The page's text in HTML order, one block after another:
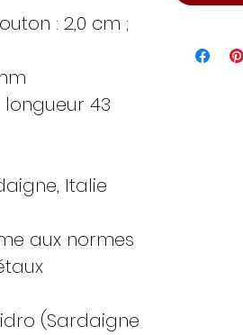
: 2,0 cm ;
longueur 43
Italie
aux normes
(Sardaigne